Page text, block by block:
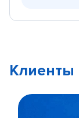
Клиенты